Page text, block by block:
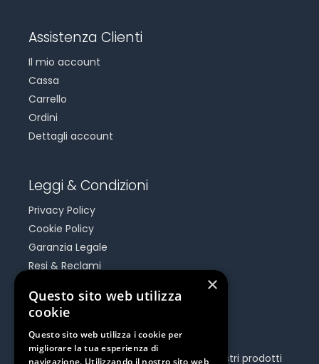
Assistenza Clienti
Il mio account
Cassa
Carrello
Ordini
Dettagli account
Leggi & Condizioni
Privacy Policy
Cookie Policy
Garanzia Legale
Resi & Reclami
Be Social
Seguici e rimani aggiornato su tutti i nostri prodotti
×
Questo sito web utilizza
cookie
Questo sito web utilizza i cookie per
migliorare la tua esperienza di
navigazione. Utilizzando il nostro sito web